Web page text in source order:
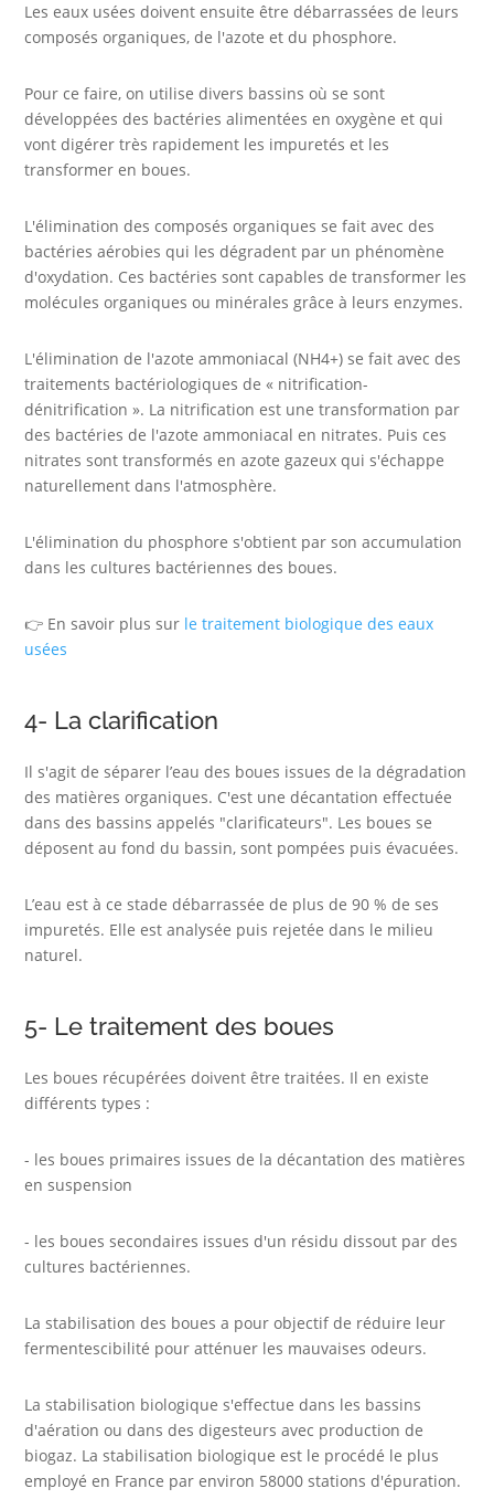
Les eaux usées doivent ensuite être débarrassées de leurs
composés organiques, de l'azote et du phosphore.
Pour ce faire, on utilise divers bassins où se sont
développées des bactéries alimentées en oxygène et qui
vont digérer très rapidement les impuretés et les
transformer en boues.
L'élimination des composés organiques se fait avec des
bactéries aérobies qui les dégradent par un phénomène
d'oxydation. Ces bactéries sont capables de transformer les
molécules organiques ou minérales grâce à leurs enzymes.
L'élimination de l'azote ammoniacal (NH4+) se fait avec des
traitements bactériologiques de « nitrification-
dénitrification ». La nitrification est une transformation par
des bactéries de l'azote ammoniacal en nitrates. Puis ces
nitrates sont transformés en azote gazeux qui s'échappe
naturellement dans l'atmosphère.
L'élimination du phosphore s'obtient par son accumulation
dans les cultures bactériennes des boues.
👉 En savoir plus sur le traitement biologique des eaux
usées
4- La clarification
Il s'agit de séparer l’eau des boues issues de la dégradation
des matières organiques. C'est une décantation effectuée
dans des bassins appelés "clarificateurs". Les boues se
déposent au fond du bassin, sont pompées puis évacuées.
L’eau est à ce stade débarrassée de plus de 90 % de ses
impuretés. Elle est analysée puis rejetée dans le milieu
naturel.
5- Le traitement des boues
Les boues récupérées doivent être traitées. Il en existe
différents types :
- les boues primaires issues de la décantation des matières
en suspension
- les boues secondaires issues d'un résidu dissout par des
cultures bactériennes.
La stabilisation des boues a pour objectif de réduire leur
fermentescibilité pour atténuer les mauvaises odeurs.
La stabilisation biologique s'effectue dans les bassins
d'aération ou dans des digesteurs avec production de
biogaz. La stabilisation biologique est le procédé le plus
employé en France par environ 58000 stations d'épuration.